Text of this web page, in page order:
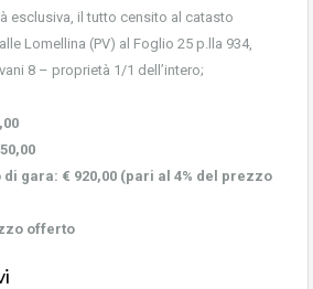
esclusiva, il tutto censito al catasto
Lomellina (PV) al Foglio 25 p.lla 934,
8 – proprietà 1/1 dell’intero;
gara: € 920,00 (pari al 4% del prezzo
offerto